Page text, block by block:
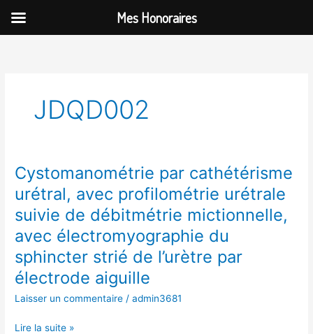
contenu
JDQD002
Cystomanométrie par cathétérisme
urétral, avec profilométrie urétrale
suivie de débitmétrie mictionnelle,
avec électromyographie du
sphincter strié de l’urètre par
électrode aiguille
Laisser un commentaire /admin3681
Cystomanométrie
par
cathétérisme
urétral,
avec
urétrale
suivie
de
mictionnelle,
Lire la suite »
Mes Honoraires